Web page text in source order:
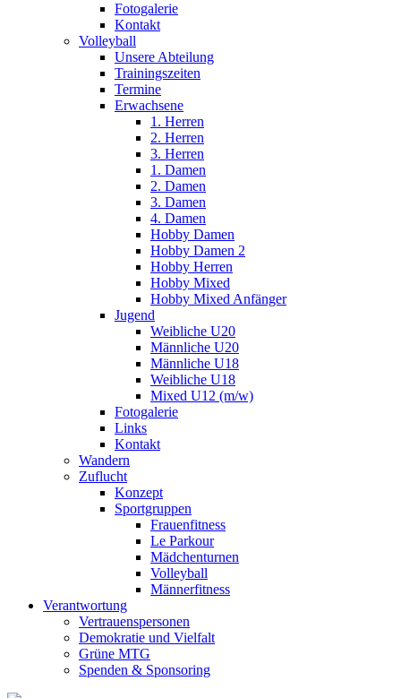
Fotogalerie
Kontakt
Volleyball
Unsere Abteilung
Trainingszeiten
Termine
Erwachsene
1. Herren
2. Herren
3. Herren
1. Damen
2. Damen
3. Damen
4. Damen
Hobby Damen
Hobby Damen 2
Hobby Herren
Hobby Mixed
Hobby Mixed Anfänger
Jugend
Weibliche U20
Männliche U20
Männliche U18
Weibliche U18
Mixed U12 (m/w)
Fotogalerie
Links
Kontakt
Wandern
Zuflucht
Konzept
Sportgruppen
Frauenfitness
Le Parkour
Mädchenturnen
Volleyball
Männerfitness
Verantwortung
Vertrauenspersonen
Demokratie und Vielfalt
Grüne MTG
Spenden & Sponsoring